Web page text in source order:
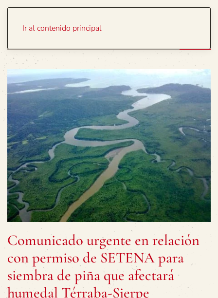
Ir al contenido principal
Comunicado urgente en relación
con permiso de SETENA para
siembra de piña que afectará
humedal Térraba-Sierpe